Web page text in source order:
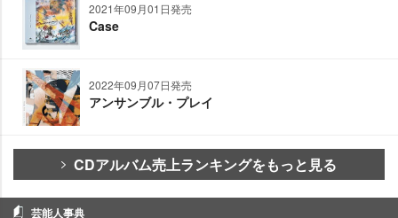
2021年09月01日発売
Case
2022年09月07日発売
アンサンブル・プレイ
CDアルバム売上ランキングをもっと見る
芸能人事典